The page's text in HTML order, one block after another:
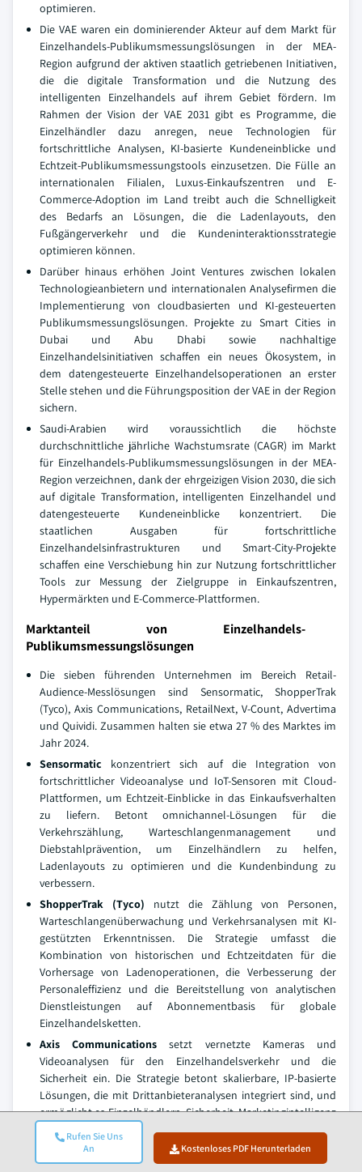
Rufen Sie Uns
An
Kostenloses PDF Herunterladen
optimieren.
Die VAE waren ein dominierender Akteur auf dem Markt für
Einzelhandels-Publikumsmessungslösungen in der MEA-
Region aufgrund der aktiven staatlich getriebenen Initiativen,
die die digitale Transformation und die Nutzung des
intelligenten Einzelhandels auf ihrem Gebiet fördern. Im
Rahmen der Vision der VAE 2031 gibt es Programme, die
Einzelhändler dazu anregen, neue Technologien für
fortschrittliche Analysen, KI-basierte Kundeneinblicke und
Echtzeit-Publikumsmessungstools einzusetzen. Die Fülle an
internationalen Filialen, Luxus-Einkaufszentren und E-
Commerce-Adoption im Land treibt auch die Schnelligkeit
des Bedarfs an Lösungen, die die Ladenlayouts, den
Fußgängerverkehr und die Kundeninteraktionsstrategie
optimieren können.
Darüber hinaus erhöhen Joint Ventures zwischen lokalen
Technologieanbietern und internationalen Analysefirmen die
Implementierung von cloudbasierten und KI-gesteuerten
Publikumsmessungslösungen. Projekte zu Smart Cities in
Dubai und Abu Dhabi sowie nachhaltige
Einzelhandelsinitiativen schaffen ein neues Ökosystem, in
dem datengesteuerte Einzelhandelsoperationen an erster
Stelle stehen und die Führungsposition der VAE in der Region
sichern.
Saudi-Arabien wird voraussichtlich die höchste
durchschnittliche jährliche Wachstumsrate (CAGR) im Markt
für Einzelhandels-Publikumsmessungslösungen in der MEA-
Region verzeichnen, dank der ehrgeizigen Vision 2030, die sich
auf digitale Transformation, intelligenten Einzelhandel und
datengesteuerte Kundeneinblicke konzentriert. Die
staatlichen Ausgaben für fortschrittliche
Einzelhandelsinfrastrukturen und Smart-City-Projekte
schaffen eine Verschiebung hin zur Nutzung fortschrittlicher
Tools zur Messung der Zielgruppe in Einkaufszentren,
Hypermärkten und E-Commerce-Plattformen.
Marktanteil von Einzelhandels-
Publikumsmessungslösungen
Die sieben führenden Unternehmen im Bereich Retail-
Audience-Messlösungen sind Sensormatic, ShopperTrak
(Tyco), Axis Communications, RetailNext, V-Count, Advertima
und Quividi. Zusammen halten sie etwa 27 % des Marktes im
Jahr 2024.
Sensormatic konzentriert sich auf die Integration von
fortschrittlicher Videoanalyse und IoT-Sensoren mit Cloud-
Plattformen, um Echtzeit-Einblicke in das Einkaufsverhalten
zu liefern. Betont omnichannel-Lösungen für die
Verkehrszählung, Warteschlangenmanagement und
Diebstahlprävention, um Einzelhändlern zu helfen,
Ladenlayouts zu optimieren und die Kundenbindung zu
verbessern.
ShopperTrak (Tyco) nutzt die Zählung von Personen,
Warteschlangenüberwachung und Verkehrsanalysen mit KI-
gestützten Erkenntnissen. Die Strategie umfasst die
Kombination von historischen und Echtzeitdaten für die
Vorhersage von Ladenoperationen, die Verbesserung der
Personaleffizienz und die Bereitstellung von analytischen
Dienstleistungen auf Abonnementbasis für globale
Einzelhandelsketten.
Axis Communications setzt vernetzte Kameras und
Videoanalysen für den Einzelhandelsverkehr und die
Sicherheit ein. Die Strategie betont skalierbare, IP-basierte
Lösungen, die mit Drittanbieteranalysen integriert sind, und
ermöglicht es Einzelhändlern, Sicherheit, Marketingintelligenz
und Kundenverhaltensanalyse in einer Plattform zu
kombinieren.
RetailNextbietet umfassende Omnichannel-Analysen durch